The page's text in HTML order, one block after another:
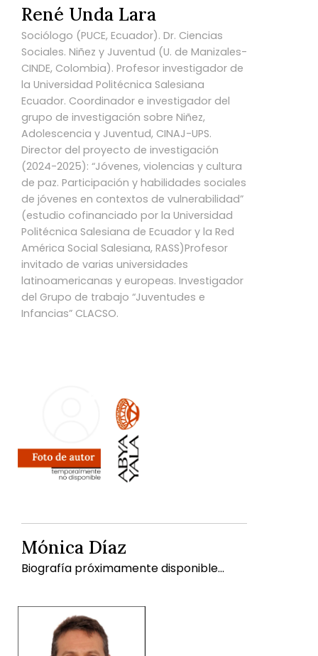
René Unda Lara
Sociólogo (PUCE, Ecuador). Dr. Ciencias
Sociales. Niñez y Juventud (U. de Manizales-
CINDE, Colombia). Profesor investigador de
la Universidad Politécnica Salesiana
Ecuador. Coordinador e investigador del
grupo de investigación sobre Niñez,
Adolescencia y Juventud, CINAJ-UPS.
Director del proyecto de investigación
(2024-2025): “Jóvenes, violencias y cultura
de paz. Participación y habilidades sociales
de jóvenes en contextos de vulnerabilidad”
(estudio cofinanciado por la Universidad
Politécnica Salesiana de Ecuador y la Red
América Social Salesiana, RASS)Profesor
invitado de varias universidades
latinoamericanas y europeas. Investigador
del Grupo de trabajo “Juventudes e
Infancias” CLACSO.
Mónica Díaz
Biografía próximamente disponible...